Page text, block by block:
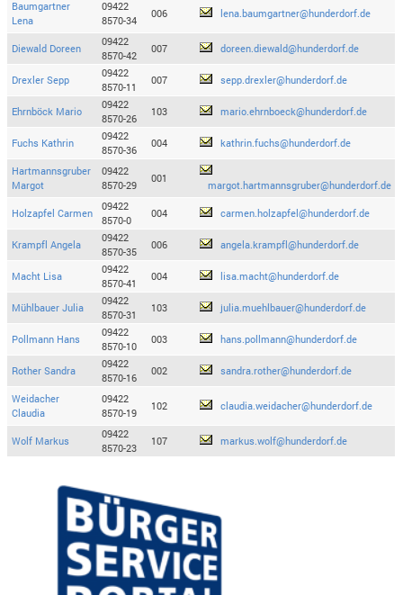
Baumgartner
Lena
09422
8570-34
006 lena.baumgartner@hunderdorf.de
Diewald Doreen
09422
8570-42
007 doreen.diewald@hunderdorf.de
Drexler Sepp
09422
8570-11
007 sepp.drexler@hunderdorf.de
Ehrnböck Mario
09422
8570-26
103 mario.ehrnboeck@hunderdorf.de
Fuchs Kathrin
09422
8570-36
004 kathrin.fuchs@hunderdorf.de
Hartmannsgruber
Margot
09422
8570-29
001
margot.hartmannsgruber@hunderdorf.de
Holzapfel Carmen
09422
8570-0
004 carmen.holzapfel@hunderdorf.de
Krampfl Angela
09422
8570-35
006 angela.krampfl@hunderdorf.de
Macht Lisa
09422
8570-41
004 lisa.macht@hunderdorf.de
Mühlbauer Julia
09422
8570-31
103 julia.muehlbauer@hunderdorf.de
Pollmann Hans
09422
8570-10
003 hans.pollmann@hunderdorf.de
Rother Sandra
09422
8570-16
002 sandra.rother@hunderdorf.de
Weidacher
Claudia
09422
8570-19
102 claudia.weidacher@hunderdorf.de
Wolf Markus
09422
8570-23
107 markus.wolf@hunderdorf.de